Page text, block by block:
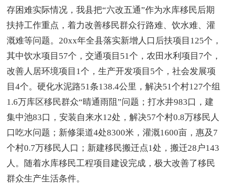
存困难实际情况，我县把“六改五通”作为水库移民后期
扶持工作重点，着力改善移民群众行路难、饮水难、灌
溉难等问题。20xx年全县落实新增人口后扶项目125个，
其中饮水项目57个，交通项目51个，农田水利项目7个，
改善人居环境项目1个，生产开发项目5个，社会发展项
目4个。硬化水泥路51条138.4公里，解决51个村127个组
1.6万库区移民群众“晴通雨阻”问题；打水井983口，建
集中池83口，安装自来水12处，解决57个村0.8万移民人
口吃水问题；新修渠道4处8300米，灌溉1600亩，惠及7
个村0.7万移民人口；新建移民搬迁点1处，搬迁28户143
人。随着水库移民工程项目建设完成，极大改善了移民
群众生产生活条件。